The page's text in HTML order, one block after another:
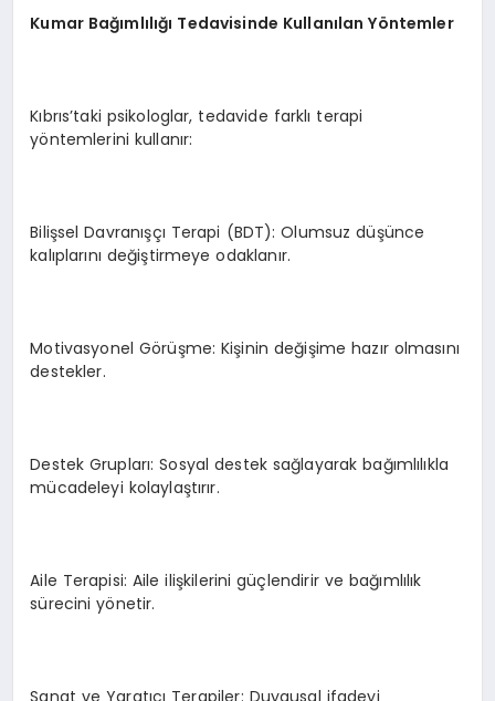
Kumar Bağımlılığı Tedavisinde Kullanılan Yöntemler
Kıbrıs’taki psikologlar, tedavide farklı terapi
yöntemlerini kullanır:
Bilişsel Davranışçı Terapi (BDT): Olumsuz düşünce
kalıplarını değiştirmeye odaklanır.
Motivasyonel Görüşme: Kişinin değişime hazır olmasını
destekler.
Destek Grupları: Sosyal destek sağlayarak bağımlılıkla
mücadeleyi kolaylaştırır.
Aile Terapisi: Aile ilişkilerini güçlendirir ve bağımlılık
sürecini yönetir.